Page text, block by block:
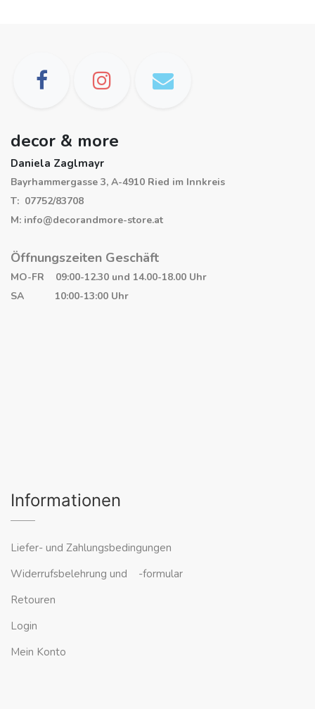
decor & more
Daniela Zaglmayr
Bayrhammergasse 3, A-4910 Ried im Innkreis
T: 07752/83708
M: info@decorandmore-store.at
Öffnungszeiten Geschäft
MO-FR 09:00-12.30 und 14.00-18.00 Uhr
SA 10:00-13:00 Uhr
Informationen
Liefer- und Zahlungsbedingungen
Widerrufsbelehrung und -formular
Retouren
Login
Mein Konto